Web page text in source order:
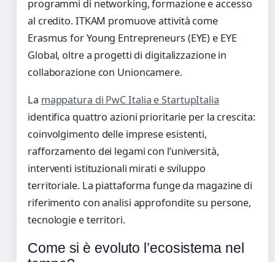
programmi di networking, formazione e accesso
al credito. ITKAM promuove attività come
Erasmus for Young Entrepreneurs (EYE) e EYE
Global, oltre a progetti di digitalizzazione in
collaborazione con Unioncamere.
La mappatura di PwC Italia e StartupItalia
identifica quattro azioni prioritarie per la crescita:
coinvolgimento delle imprese esistenti,
rafforzamento dei legami con l’università,
interventi istituzionali mirati e sviluppo
territoriale. La piattaforma funge da magazine di
riferimento con analisi approfondite su persone,
tecnologie e territori.
Come si è evoluto l’ecosistema nel